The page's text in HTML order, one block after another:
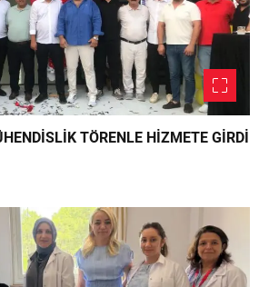
TÖRENLE HİZMETE GİRDİ